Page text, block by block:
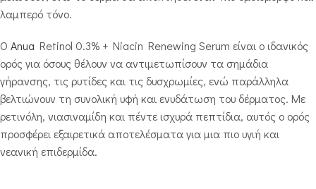
λαμπερό τόνο.
Ο Anua Retinol 0.3% + Niacin Renewing Serum είναι ο ιδανικός
ορός για όσους θέλουν να αντιμετωπίσουν τα σημάδια
γήρανσης, τις ρυτίδες και τις δυσχρωμίες, ενώ παράλληλα
βελτιώνουν τη συνολική υφή και ενυδάτωση του δέρματος. Με
ρετινόλη, νιασιναμίδη και πέντε ισχυρά πεπτίδια, αυτός ο ορός
προσφέρει εξαιρετικά αποτελέσματα για μια πιο υγιή και
νεανική επιδερμίδα.